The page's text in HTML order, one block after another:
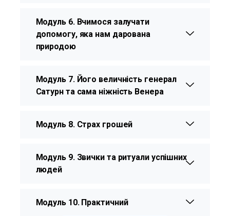
Модуль 6. Вчимося залучати
допомогу, яка нам дарована
природою
Модуль 7. Його величність генерал
Сатурн та сама ніжність Венера
Модуль 8. Страх грошей
Модуль 9. Звички та ритуали успішних
людей
Модуль 10. Практичний